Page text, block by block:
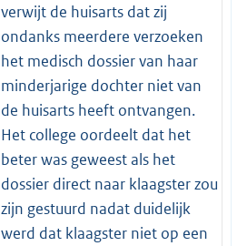
verwijt de huisarts dat zij
ondanks meerdere verzoeken
het medisch dossier van haar
minderjarige dochter niet van
de huisarts heeft ontvangen.
Het college oordeelt dat het
beter was geweest als het
dossier direct naar klaagster zou
zijn gestuurd nadat duidelijk
werd dat klaagster niet op een